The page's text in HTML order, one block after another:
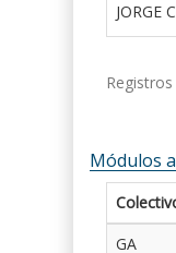
JORGE
Módulos
GA